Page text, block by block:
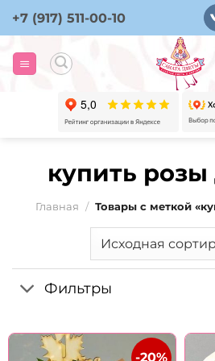
Skip
content
+7 (917) 511-00-10
купить
Главная / Товары с меткой
Фильтры
-20%